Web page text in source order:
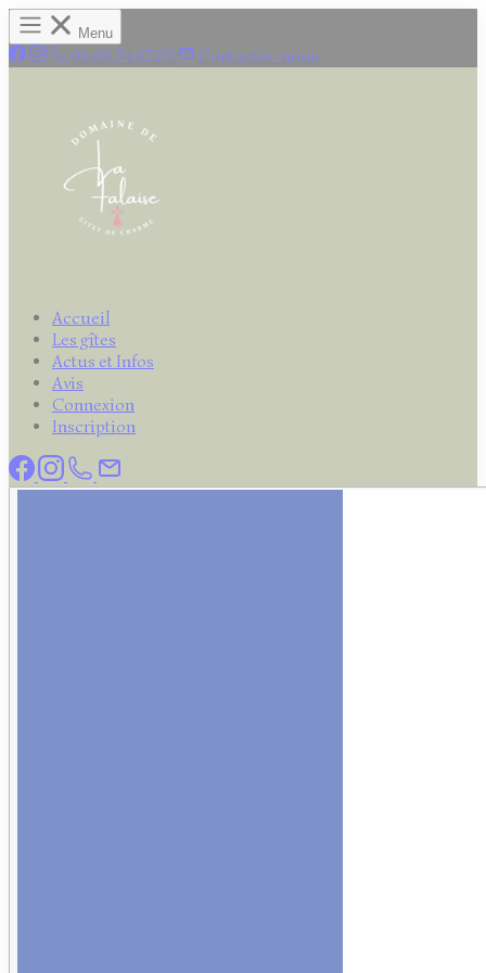
Menu
06.60.74.67.02 Contactez-nous
Accueil
Les gîtes
Actus et Infos
Avis
Connexion
Inscription
Panneau de gestion des cookies